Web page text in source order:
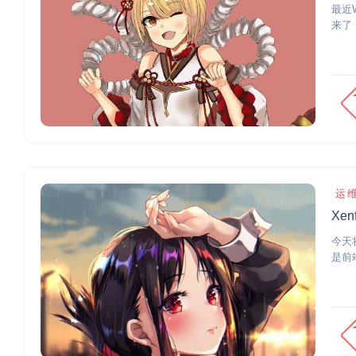
最近
来了
运
今天
是前